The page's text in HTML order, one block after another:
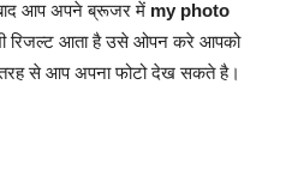
आप अपने ब्रूजर में my photo
रिजल्ट आता है उसे ओपन करे आपको
तरह से आप अपना फोटो देख सकते है।